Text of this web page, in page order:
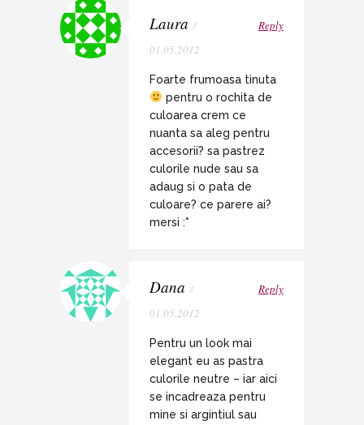
Laura /
01.05.2012
Reply
Foarte frumoasa tinuta
pentru o rochita de
culoarea crem ce
nuanta sa aleg pentru
accesorii? sa pastrez
culorile nude sau sa
adaug si o pata de
culoare? ce parere ai?
mersi :*
Dana /
01.05.2012
Reply
Pentru un look mai
elegant eu as pastra
culorile neutre – iar aici
se incadreaza pentru
mine si argintiul sau